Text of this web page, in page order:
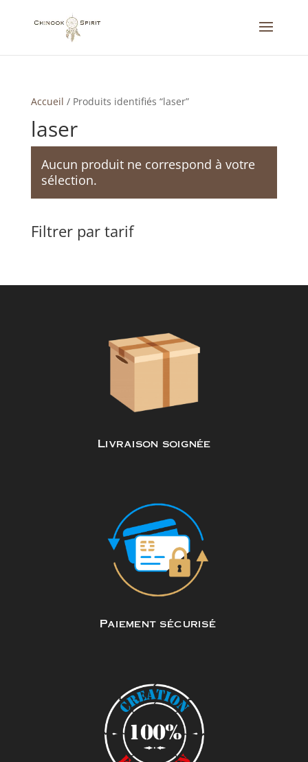
Accueil / Produits identifiés “laser”
laser
Aucun produit ne correspond à votre
sélection.
Filtrer par tarif
Livraison soignée
Paiement sécurisé